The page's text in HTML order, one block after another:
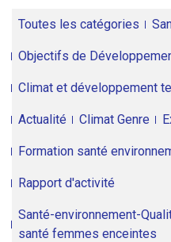
Toutes les catégories
Objectifs de
Climat et développement
Actualité Climat Genre
Formation santé
Rapport d'activité
Santé-environnement-
santé femmes enceintes